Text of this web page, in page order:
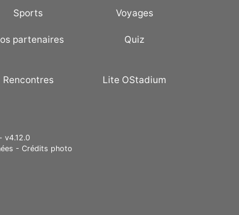
Sports Voyages
partenaires Quiz
Rencontres Lite OStadium
- Crédits photo